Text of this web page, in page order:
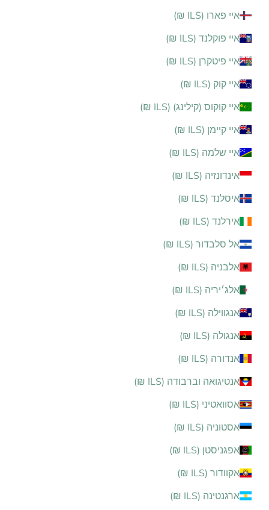
איי פארו (ILS ₪)
איי פוקלנד (ILS ₪)
איי פיטקרן (ILS ₪)
איי קוק (ILS ₪)
איי קוקוס (קילינג) (ILS ₪)
איי קיימן (ILS ₪)
איי שלמה (ILS ₪)
אינדונזיה (ILS ₪)
איסלנד (ILS ₪)
אירלנד (ILS ₪)
אל סלבדור (ILS ₪)
אלבניה (ILS ₪)
אלג׳יריה (ILS ₪)
אנגווילה (ILS ₪)
אנגולה (ILS ₪)
אנדורה (ILS ₪)
אנטיגואה וברבודה (ILS ₪)
אסוואטיני (ILS ₪)
אסטוניה (ILS ₪)
אפגניסטן (ILS ₪)
אקוודור (ILS ₪)
ארגנטינה (ILS ₪)